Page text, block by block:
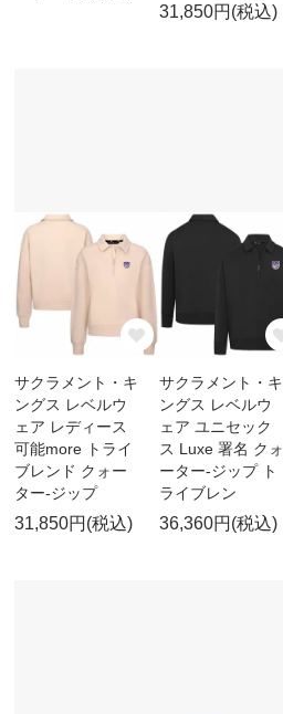
31,850円(税込)
サクラメント・キ
ングス レベルウ
ェア レディース
可能more トライ
ブレンド クォー
ター-ジップ
31,850円(税込)
サクラメント・キ
ングス レベルウ
ェア ユニセック
ス Luxe 署名 クォ
ーター-ジップ ト
ライブレン
36,360円(税込)